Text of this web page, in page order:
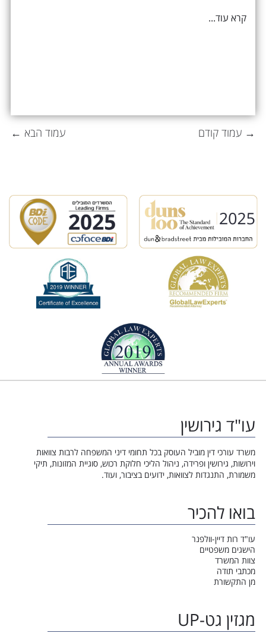
קרא עוד...
עמוד הבא ← → עמוד קודם
עו"ד גירושין
משרד עורכי דין מוביל העוסק בכל תחומי דיני המשפחה לרבות צוואות
וירושות, גירושין ופרידה, ניהול הליכי חלוקת רכוש, סוגיית המזונות, תיקי
משמורת, התנגדות לצוואות, ידועים בציבור, ועוד.
בואו להכיר
עו"ד רות דיין-וולפנר
הישגים משפטיים
צוות המשרד
מכתבי תודה
מן התקשורת
מגזין גט-UP